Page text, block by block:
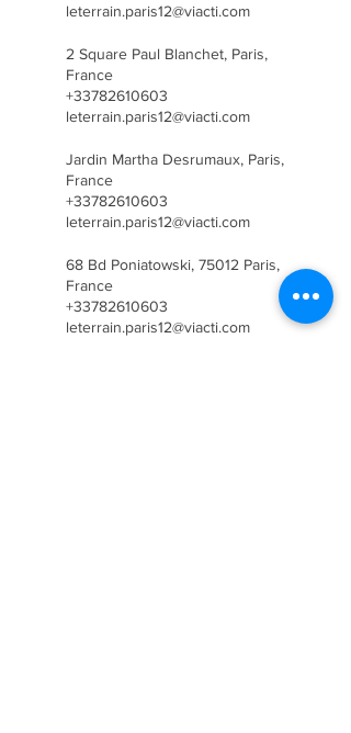
leterrain.paris12@viacti.com
2 Square Paul Blanchet, Paris,
France
+33782610603
leterrain.paris12@viacti.com
Jardin Martha Desrumaux, Paris,
France
+33782610603
leterrain.paris12@viacti.com
68 Bd Poniatowski, 75012 Paris,
France
+33782610603
leterrain.paris12@viacti.com